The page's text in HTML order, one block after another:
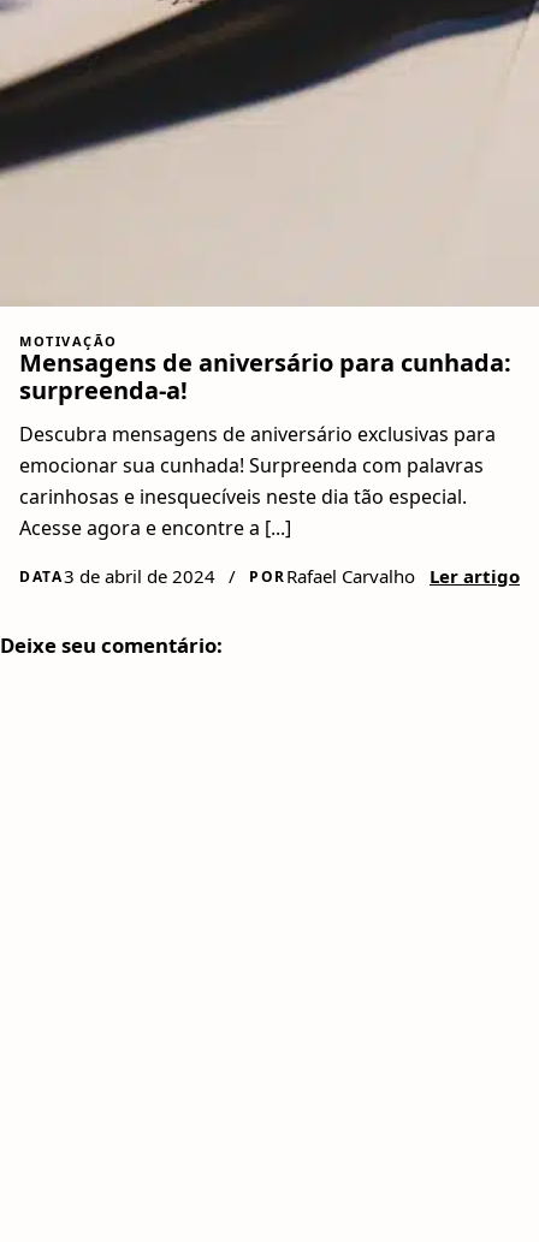
MOTIVAÇÃO
Mensagens de aniversário para cunhada:
surpreenda-a!
Descubra mensagens de aniversário exclusivas para
emocionar sua cunhada! Surpreenda com palavras
carinhosas e inesquecíveis neste dia tão especial.
Acesse agora e encontre a [...]
DATA3 de abril de 2024 / PORRafael Carvalho Ler artigo
Deixe seu comentário: